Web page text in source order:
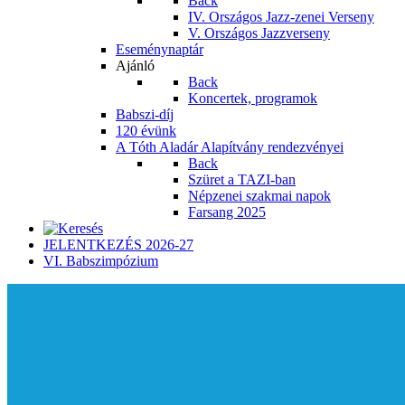
IV. Országos Jazz-zenei Verseny
V. Országos Jazzverseny
Eseménynaptár
Ajánló
Back
Koncertek, programok
Babszi-díj
120 évünk
A Tóth Aladár Alapítvány rendezvényei
Back
Szüret a TAZI-ban
Népzenei szakmai napok
Farsang 2025
JELENTKEZÉS 2026-27
VI. Babszimpózium